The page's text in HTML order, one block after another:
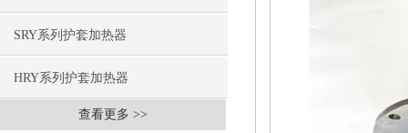
SRY系列护套加热器
HRY系列护套加热器
查看更多 >>